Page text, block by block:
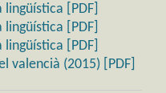
[PDF]
[PDF]
[PDF]
valencià (2015) [PDF]